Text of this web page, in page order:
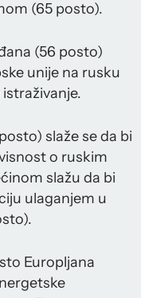
(65 posto).
(56 posto)
unije na rusku
slaže se da bi
o ruskim
slažu da bi
ulaganjem u
Europljana